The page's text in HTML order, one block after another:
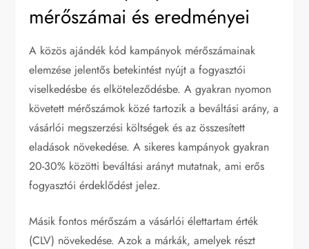
mérőszámai és eredményei
A közös ajándék kód kampányok mérőszámainak
elemzése jelentős betekintést nyújt a fogyasztói
viselkedésbe és elköteleződésbe. A gyakran nyomon
követett mérőszámok közé tartozik a beváltási arány, a
vásárlói megszerzési költségek és az összesített
eladások növekedése. A sikeres kampányok gyakran
20-30% közötti beváltási arányt mutatnak, ami erős
fogyasztói érdeklődést jelez.
Másik fontos mérőszám a vásárlói élettartam érték
(CLV) növekedése. Azok a márkák, amelyek részt